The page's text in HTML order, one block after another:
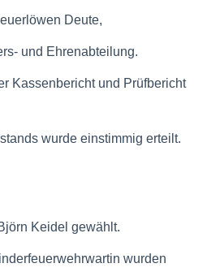
Deute,
und Ehrenabteilung.
Kassenbericht und Prüfbericht
wurde einstimmig erteilt.
Keidel gewählt.
wurden